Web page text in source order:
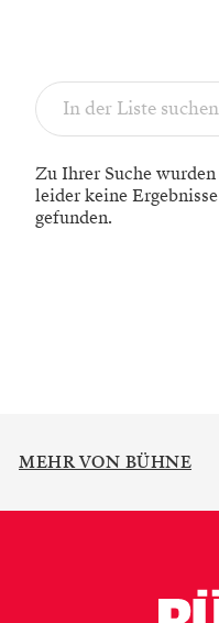
Zu Ihrer Suche wurden
leider keine Ergebnisse
gefunden.
MEHR VON BÜHNE